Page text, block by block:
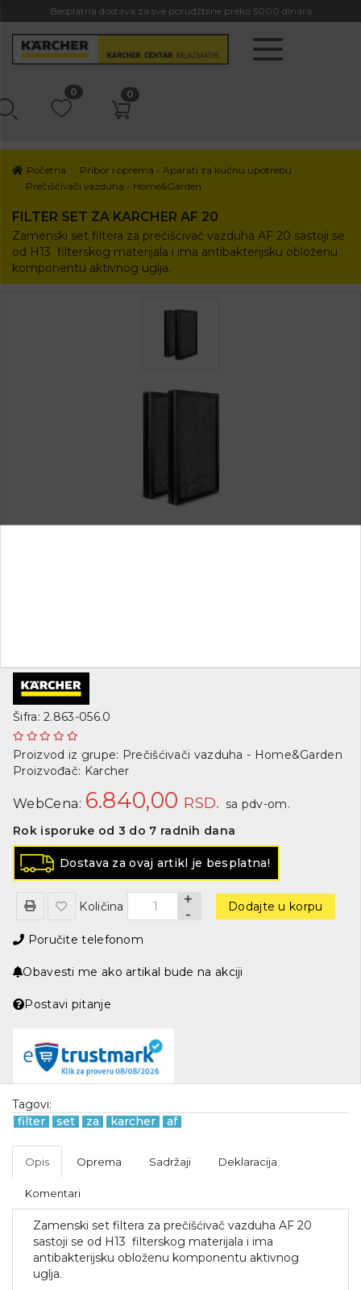
Besplatna dostava za sve porudžbine preko 5000 dinara
0 0
Početna
Pribor i oprema - Aparati za kućnu upotrebu
Prečišćivači vazduha - Home&Garden
FILTER SET ZA KARCHER AF 20
Zamenski set filtera za prečišćivač vazduha AF 20 sastoji se
od H13 filterskog materijala i ima antibakterijsku obloženu
komponentu aktivnog uglja.
Šifra: 2.863-056.0
Proizvod iz grupe: Prečišćivači vazduha - Home&Garden
Proizvođač: Karcher
WebCena: 6.840,00 RSD. sa pdv-om.
Rok isporuke od 3 do 7 radnih dana
Dostava za ovaj artikl je besplatna!
Količina -
+ Dodajte u korpu
Poručite telefonom
Obavesti me ako artikal bude na akciji
Postavi pitanje
Tagovi:
filter
set za karcher af
Opis Oprema Sadržaji Deklaracija
Komentari
Zamenski set filtera za prečišćivač vazduha AF 20
sastoji se od H13 filterskog materijala i ima
antibakterijsku obloženu komponentu aktivnog
uglja.